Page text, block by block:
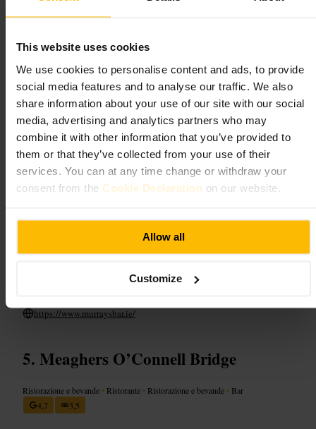
This website uses cookies
We use cookies to personalise content and ads, to provide
social media features and to analyse our traffic. We also
share information about your use of our site with our social
media, advertising and analytics partners who may
combine it with other information that you’ve provided to
them or that they’ve collected from your use of their
services. You can at any time change or withdraw your
consent from the Cookie Declaration on our website.
Allow all
Customize
Cosa aspettarsi
Atmosfera informale e conviviale. Spazio al bancone e tavoli per
gruppi piccoli. Cibo pensato per accompagnare le bevande: snack e
piatti condivisibili. Musica e conversazioni alzano il livello sonoro
nelle ore serali.
Pianifica la tua visita
Se sei in gruppo, prenota per garantirti un tavolo. Per un'esperienza più
pomeriggio. Porta un documento d'identità se ordini alcolici. Usa i
https://www.murraysbar.ie/
Meaghers O’Connell Bridge
Ristorazione e bevande • Ristorante • Ristorazione e bevande • Bar
4,7
3,5